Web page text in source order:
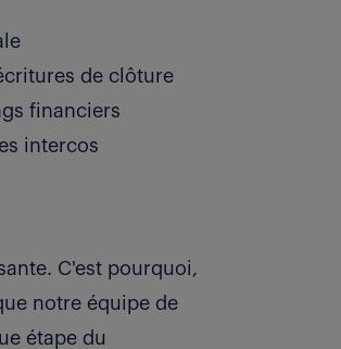
de clôture
financiers
intercos
C'est pourquoi,
notre équipe de
étape du